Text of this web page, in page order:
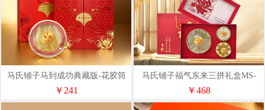
马氏铺子马到成功典藏版-花胶筒
礼盒
￥241
马氏铺子福气东来三拼礼盒MS-
CI-B011
￥468